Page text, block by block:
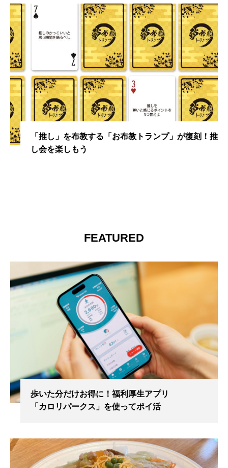
「推し」を布教する「お布教トランプ」が復刻！推
し会を楽しもう
FEATURED
歩いた分だけお得に！福利厚生アプリ
「カロリパークス」を使ってポイ活